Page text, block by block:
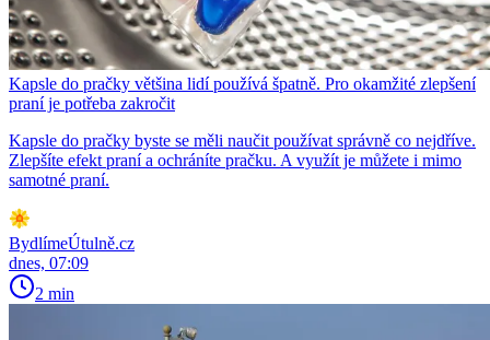
Kapsle do pračky většina lidí používá špatně. Pro okamžité zlepšení
praní je potřeba zakročit
Kapsle do pračky byste se měli naučit používat správně co nejdříve.
Zlepšíte efekt praní a ochráníte pračku. A využít je můžete i mimo
samotné praní.
BydlímeÚtulně.cz
dnes, 07:09
2 min